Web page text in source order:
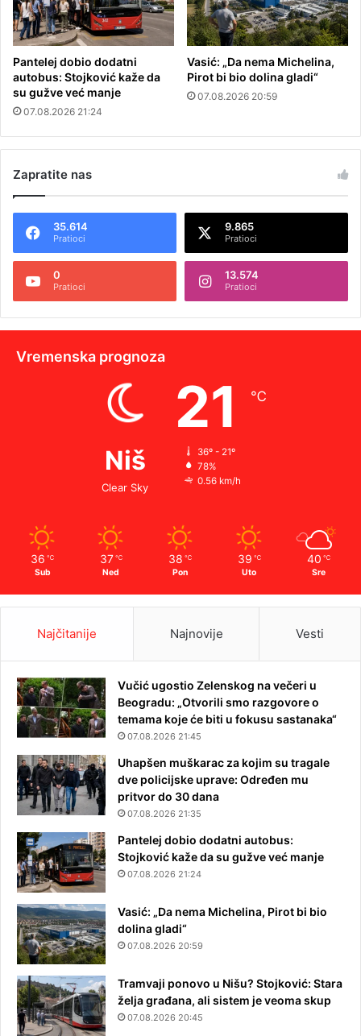
Pantelej dobio dodatni
autobus: Stojković kaže da
su gužve već manje
07.08.2026 21:24
Vasić: „Da nema Michelina,
Pirot bi bio dolina gladi“
07.08.2026 20:59
Zapratite nas
35.614
Pratioci
9.865
Pratioci
0
Pratioci
13.574
Pratioci
Vremenska prognoza
Niš
Clear Sky
21 ℃
36º - 21º
78%
0.56 km/h
36 ℃
Sub
37 ℃
Ned
38 ℃
Pon
39 ℃
Uto
40 ℃
Sre
Najčitanije Najnovije Vesti
Vučić ugostio Zelenskog na večeri u
Beogradu: „Otvorili smo razgovore o
temama koje će biti u fokusu sastanaka“
07.08.2026 21:45
Uhapšen muškarac za kojim su tragale
dve policijske uprave: Određen mu
pritvor do 30 dana
07.08.2026 21:35
Pantelej dobio dodatni autobus:
Stojković kaže da su gužve već manje
07.08.2026 21:24
Vasić: „Da nema Michelina, Pirot bi bio
dolina gladi“
07.08.2026 20:59
Tramvaji ponovo u Nišu? Stojković: Stara
želja građana, ali sistem je veoma skup
07.08.2026 20:45